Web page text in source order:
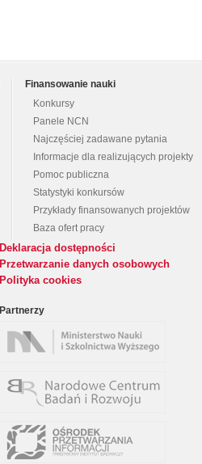
Finansowanie nauki
Konkursy
Panele NCN
Najczęściej zadawane pytania
Informacje dla realizujących projekty
Pomoc publiczna
Statystyki konkursów
Przykłady finansowanych projektów
Baza ofert pracy
Deklaracja dostępności
Przetwarzanie danych osobowych
Polityka cookies
Partnerzy